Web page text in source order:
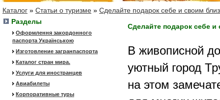
Каталог » Статьи о туризме » Сделайте подарок себе и своим
Разделы
Оформлення закордонного
паспорта Українською
Изготовление загранпаспорта
Каталог стран мира.
Услуги для иностранцев
Авиабилеты
Корпоративные туры
Сделайте подарок себе и
В живописной
уютный город
на этом